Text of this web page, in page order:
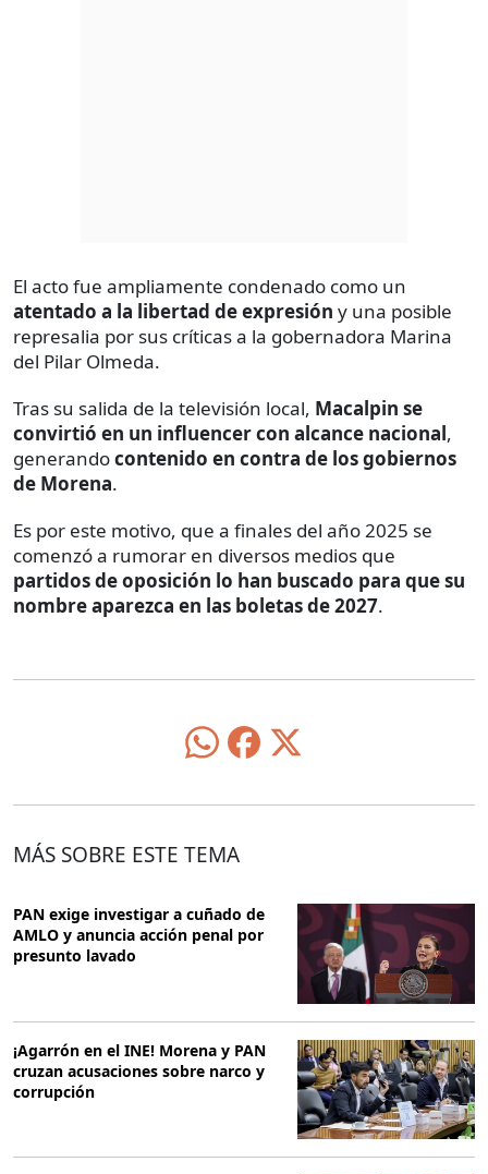
El acto fue ampliamente condenado como un
atentado a la libertad de expresión y una posible
represalia por sus críticas a la gobernadora Marina
del Pilar Olmeda.
Tras su salida de la televisión local, Macalpin se
convirtió en un influencer con alcance nacional,
generandocontenido en contra de los gobiernos
de Morena.
Es por este motivo, que a finales del año 2025 se
comenzó a rumorar en diversos medios que
partidos de oposición lo han buscado para que su
nombre aparezca en las boletas de 2027.
MÁS SOBRE ESTE TEMA
PAN exige investigar a cuñado de
AMLO y anuncia acción penal por
presunto lavado
¡Agarrón en el INE! Morena y PAN
cruzan acusaciones sobre narco y
corrupción